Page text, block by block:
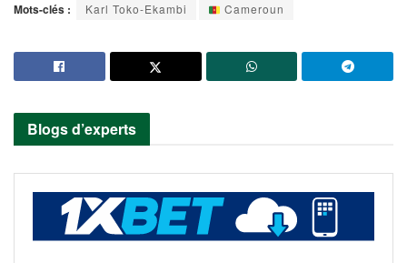
Mots-clés : Karl Toko-Ekambi Cameroun
Blogs d’experts